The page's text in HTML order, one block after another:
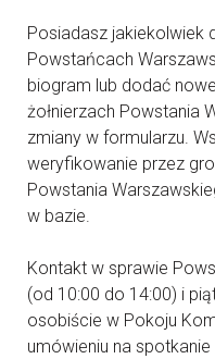
Posiadasz jakiekolwiek
Powstańcach
biogram lub dodać
żołnierzach Powstania
zmiany w formularzu.
weryfikowanie przez
Powstania
w bazie.
Kontakt w sprawie
(od 10:00 do 14:00) i
osobiście w Pokoju
umówieniu na